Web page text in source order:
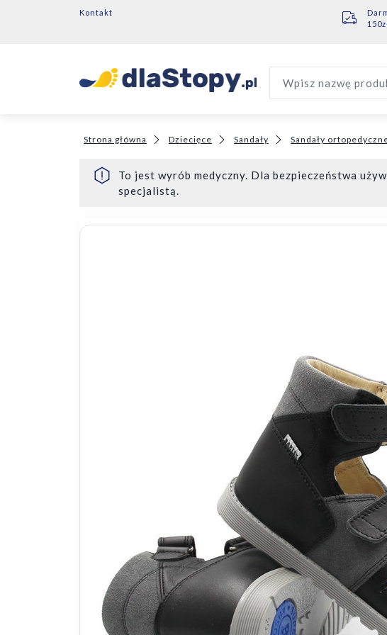
Kontakt
Wpisz nazwę
Strona główna Dziecięce Sandały Sandały
To jest wyrób medyczny. Dla bezpieczeństwa
specjalistą.